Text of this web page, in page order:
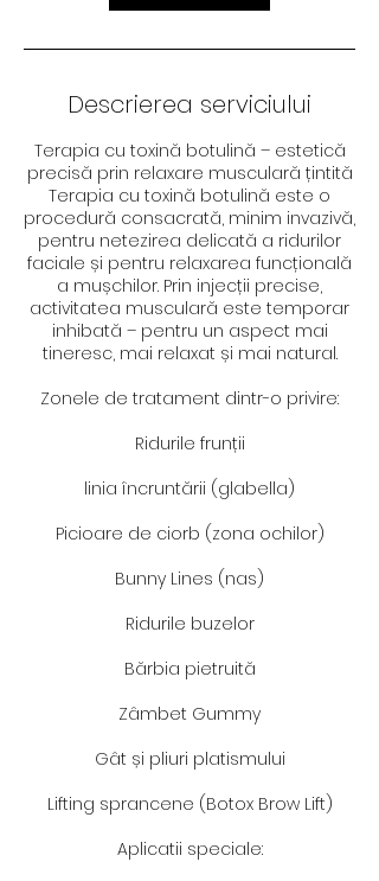
Descrierea serviciului
Terapia cu toxină botulină – estetică
precisă prin relaxare musculară țintită
Terapia cu toxină botulină este o
procedură consacrată, minim invazivă,
pentru netezirea delicată a ridurilor
faciale și pentru relaxarea funcțională
a mușchilor. Prin injecții precise,
activitatea musculară este temporar
inhibată – pentru un aspect mai
tineresc, mai relaxat și mai natural.
Zonele de tratament dintr-o privire:
Ridurile frunții
linia încruntării (glabella)
Picioare de ciorb (zona ochilor)
Bunny Lines (nas)
Ridurile buzelor
Bărbia pietruită
Zâmbet Gummy
Gât și pliuri platismului
Lifting sprancene (Botox Brow Lift)
Aplicatii speciale: